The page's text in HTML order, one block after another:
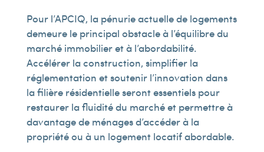
Pour l’APCIQ, la pénurie actuelle de logements
demeure le principal obstacle à l’équilibre du
marché immobilier et à l’abordabilité.
Accélérer la construction, simplifier la
réglementation et soutenir l’innovation dans
la filière résidentielle seront essentiels pour
restaurer la fluidité du marché et permettre à
davantage de ménages d’accéder à la
propriété ou à un logement locatif abordable.